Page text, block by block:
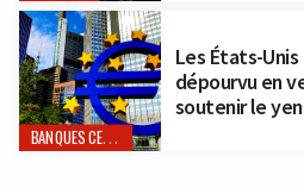
BANQUES CENTRALES
Les États-
dépourvu en
soutenir le